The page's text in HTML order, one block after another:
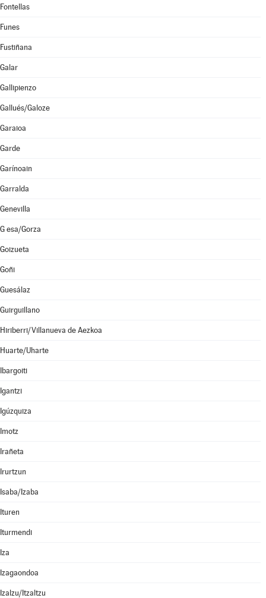
Fontellas
Funes
Fustiñana
Galar
Gallipienzo
Gallués/Galoze
Garaioa
Garde
Garínoain
Garralda
Genevilla
G esa/Gorza
Goizueta
Goñi
Guesálaz
Guirguillano
Hiriberri/Villanueva de Aezkoa
Huarte/Uharte
Ibargoiti
Igantzi
Igúzquiza
Imotz
Irañeta
Irurtzun
Isaba/Izaba
Ituren
Iturmendi
Iza
Izagaondoa
Izalzu/Itzaltzu